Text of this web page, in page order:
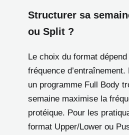
Structurer sa
ou Split ?
Le choix du format
fréquence
un programme Full Body
semaine maximise la
protéique. Pour les
format Upper/Lower ou